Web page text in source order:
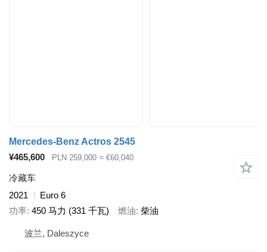
Mercedes-Benz Actros 2545
¥465,600
PLN 259,000 ≈ €60,040
冷藏车
2021
Euro 6
功率 450 马力 (331 千瓦) 燃油 柴油
波兰, Daleszyce